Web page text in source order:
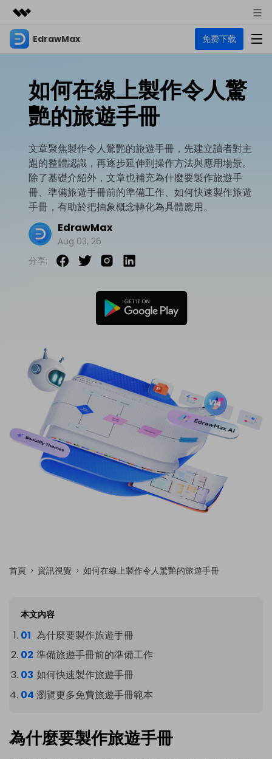
精選產品
實用工具
解決方案
關於我們
新聞中心
EdrawMax 免费下载
EdrawMax
多合一圖表軟體
EdrawMind
心智圖與腦力激盪工具
專業的甘特圖工具
圖表
商業用途
流程圖
技術用途
UML
設計用途
平面圖
其他用途
Visio替代方案
所有圖表類型>>
資源範本
EdrawMax 社區
文章内容
各種商務圖表範例 >
熱門話題
支援
教程
EdrawMax 教程 >
支援中心
支援中心 >
商業
EdrawMax
如何在線上製作令人驚
艷的旅遊手冊
文章聚焦製作令人驚艷的旅遊手冊，先建立讀者對主
題的整體認識，再逐步延伸到操作方法與應用場景。
除了基礎介紹外，文章也補充為什麼要製作旅遊手
冊、準備旅遊手冊前的準備工作、如何快速製作旅遊
手冊，有助於把抽象概念轉化為具體應用。
EdrawMax
Aug 03, 26
分享:
首頁 資訊視覺 如何在線上製作令人驚艷的旅遊手冊
本文內容
為什麼要製作旅遊手冊
準備旅遊手冊前的準備工作
如何快速製作旅遊手冊
瀏覽更多免費旅遊手冊範本
為什麼要製作旅遊手冊